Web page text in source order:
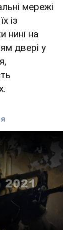
мережі
із
нині на
двері у